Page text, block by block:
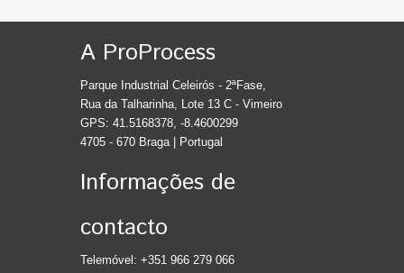
A ProProcess
Parque Industrial Celeirós - 2ªFase,
Rua da Talharinha, Lote 13 C - Vimeiro
GPS: 41.5168378, -8.4600299
4705 - 670 Braga | Portugal
Informações de
contacto
Telemóvel: +351 966 279 066